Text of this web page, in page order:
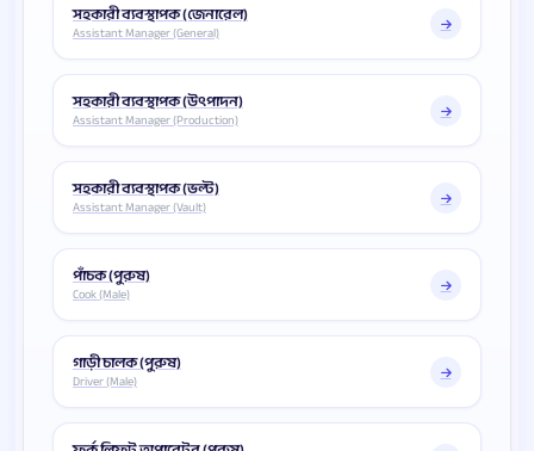
সহকারী ব্যবস্থাপক (জেনারেল)
Assistant Manager (General)
সহকারী ব্যবস্থাপক (উৎপাদন)
Assistant Manager (Production)
সহকারী ব্যবস্থাপক (ভল্ট)
Assistant Manager (Vault)
পাঁচক (পুরুষ)
Cook (Male)
গাড়ী চালক (পুরুষ)
Driver (Male)